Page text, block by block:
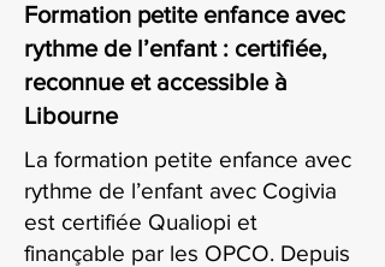
Formation petite enfance avec
rythme de l’enfant : certifiée,
reconnue et accessible à
Libourne
La formation petite enfance avec
rythme de l’enfant avec Cogivia
est certifiée Qualiopi et
finançable par les OPCO. Depuis